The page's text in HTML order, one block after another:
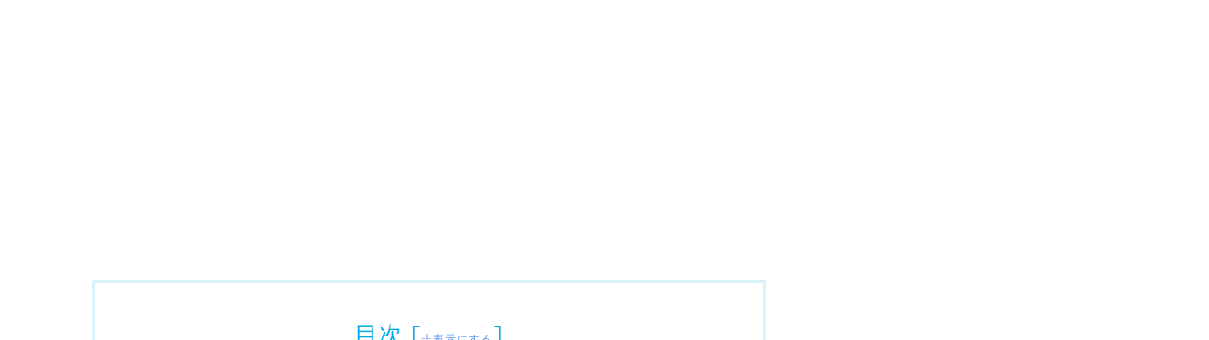
目次 [ ]